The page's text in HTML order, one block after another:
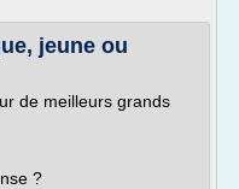
jeune ou
de meilleurs grands
?